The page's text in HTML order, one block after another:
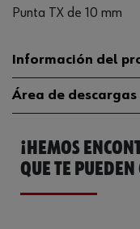
Punta TX de 10 mm
Información del
Tipo de punta
Longitud
Área de descargas
Catálogo General
Ficha Técnica
¡HEMOS
QUE TE PUEDEN